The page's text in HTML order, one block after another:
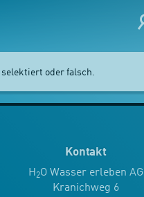
oder falsch.
Kontakt
H2O Wasser erleben AG
Kranichweg 6